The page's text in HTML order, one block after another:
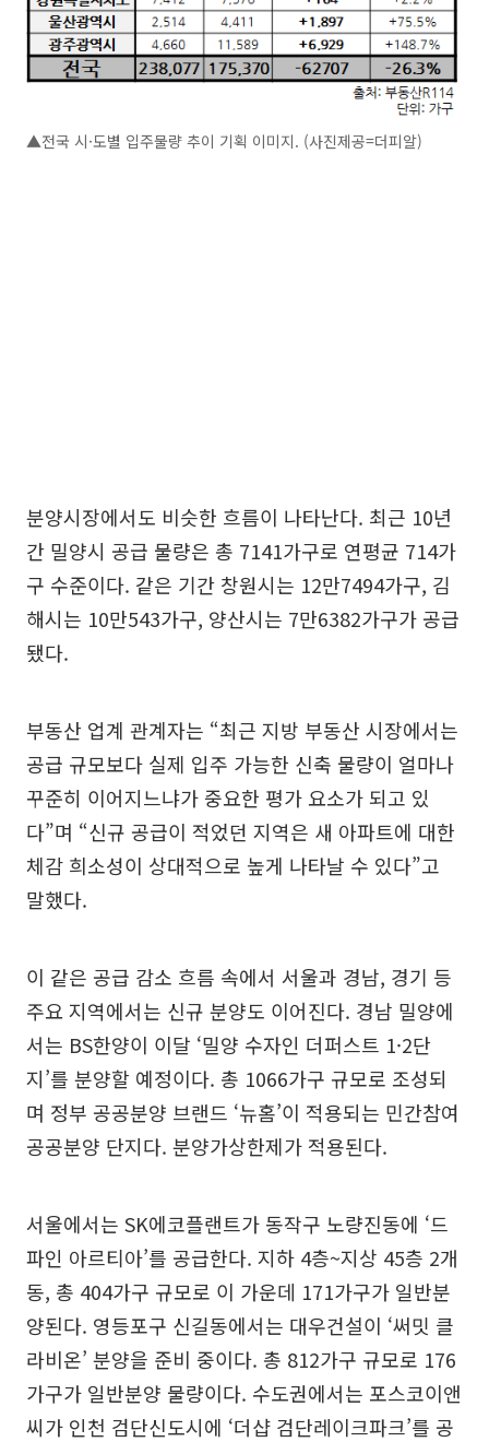
▲전국 시·도별 입주물량 추이 기획 이미지. (사진제공=더피알)
분양시장에서도 비슷한 흐름이 나타난다. 최근 10년
간 밀양시 공급 물량은 총 7141가구로 연평균 714가
구 수준이다. 같은 기간 창원시는 12만7494가구, 김
해시는 10만543가구, 양산시는 7만6382가구가 공급
됐다.
부동산 업계 관계자는 “최근 지방 부동산 시장에서는
공급 규모보다 실제 입주 가능한 신축 물량이 얼마나
꾸준히 이어지느냐가 중요한 평가 요소가 되고 있
다”며 “신규 공급이 적었던 지역은 새 아파트에 대한
체감 희소성이 상대적으로 높게 나타날 수 있다”고
말했다.
이 같은 공급 감소 흐름 속에서 서울과 경남, 경기 등
주요 지역에서는 신규 분양도 이어진다. 경남 밀양에
서는 BS한양이 이달 ‘밀양 수자인 더퍼스트 1·2단
지’를 분양할 예정이다. 총 1066가구 규모로 조성되
며 정부 공공분양 브랜드 ‘뉴홈’이 적용되는 민간참여
공공분양 단지다. 분양가상한제가 적용된다.
서울에서는 SK에코플랜트가 동작구 노량진동에 ‘드
파인 아르티아’를 공급한다. 지하 4층~지상 45층 2개
동, 총 404가구 규모로 이 가운데 171가구가 일반분
양된다. 영등포구 신길동에서는 대우건설이 ‘써밋 클
라비온’ 분양을 준비 중이다. 총 812가구 규모로 176
가구가 일반분양 물량이다. 수도권에서는 포스코이앤
씨가 인천 검단신도시에 ‘더샵 검단레이크파크’를 공